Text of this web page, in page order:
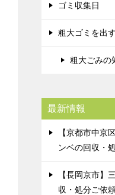
ゴミ収集日
粗大ゴミを出
粗大ごみの
最新情報
【京都市中京
ンベの回収・
【長岡京市】
収・処分ご依